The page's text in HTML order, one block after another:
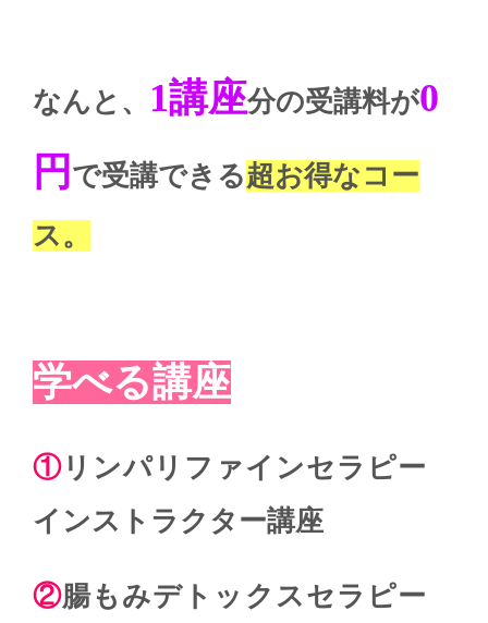
なんと、 1講座分の受講料が0
円 で受講できる超お得なコー
ス。
学べる講座
① リンパリファインセラピー
インストラクター講座
②腸もみデトックスセラピー